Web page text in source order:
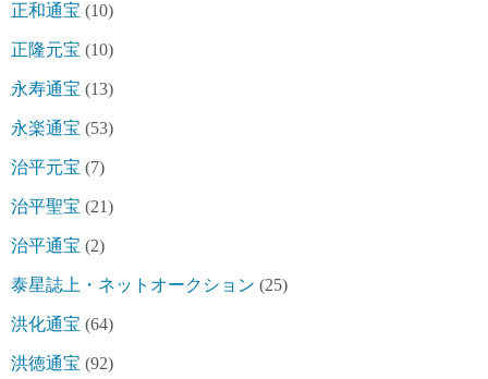
正和通宝 (10)
正隆元宝 (10)
永寿通宝 (13)
永楽通宝 (53)
治平元宝 (7)
治平聖宝 (21)
治平通宝 (2)
泰星誌上・ネットオークション (25)
洪化通宝 (64)
洪徳通宝 (92)